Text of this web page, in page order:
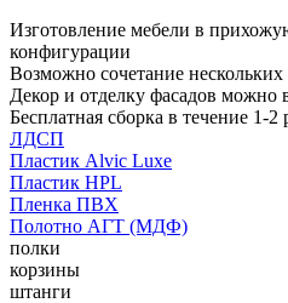
Изготовление мебели в
конфигурации
Возможно сочетание
Декор и отделку фасадов
Бесплатная сборка в течение 1-2
ЛДСП
Пластик Alvic Luxe
Пластик HPL
Пленка ПВХ
Полотно АГТ (МДФ)
полки
корзины
штанги